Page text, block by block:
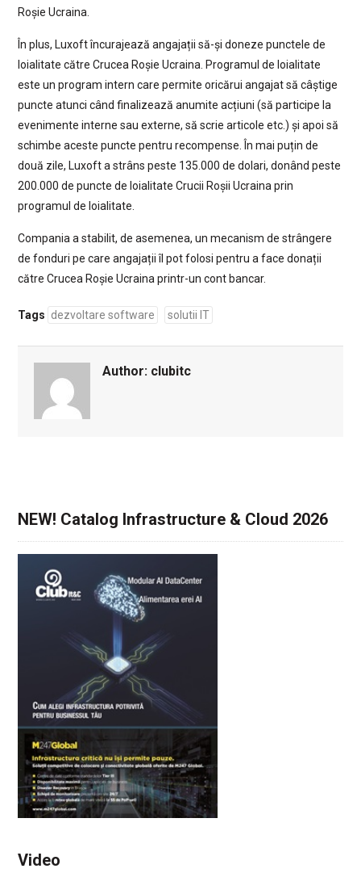
Roșie Ucraina.
În plus, Luxoft încurajează angajații să-și doneze punctele de
loialitate către Crucea Roșie Ucraina. Programul de loialitate
este un program intern care permite oricărui angajat să câștige
puncte atunci când finalizează anumite acțiuni (să participe la
evenimente interne sau externe, să scrie articole etc.) și apoi să
schimbe aceste puncte pentru recompense. În mai puțin de
două zile, Luxoft a strâns peste 135.000 de dolari, donând peste
200.000 de puncte de loialitate Crucii Roșii Ucraina prin
programul de loialitate.
Compania a stabilit, de asemenea, un mecanism de strângere
de fonduri pe care angajații îl pot folosi pentru a face donații
către Crucea Roșie Ucraina printr-un cont bancar.
Tags dezvoltare software solutii IT
Author: clubitc
NEW! Catalog Infrastructure & Cloud 2026
Video